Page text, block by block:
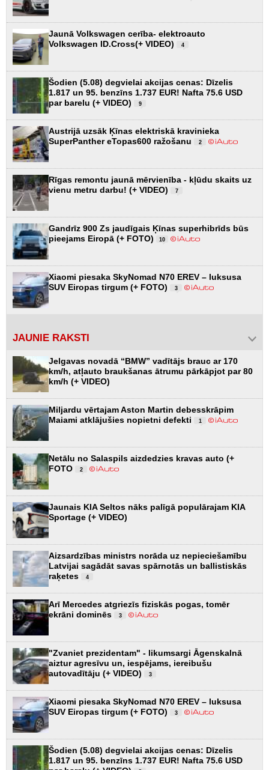
Jaunā Volkswagen cerība- elektroauto
Volkswagen ID.Cross(+ VIDEO)
4
Šodien (5.08) degvielai akcijas cenas: Dīzelis
1.817 un 95. benzīns 1.737 EUR! Nafta 75.6 USD
par barelu (+ VIDEO)
9
Austrijā uzsāk Ķīnas elektriskā kravinieka
SuperPanther eTopas600 ražošanu
2
Rīgas remontu jaunā mērvienība - kļūdu skaits uz
vienu metru darbu! (+ VIDEO)
7
Gandrīz 900 Zs jaudīgais Ķīnas superhibrīds būs
pieejams Eiropā (+ FOTO)
10
Xiaomi piesaka SkyNomad N70 EREV – luksusa
SUV Eiropas tirgum (+ FOTO)
3
JAUNIE RAKSTI
Jelgavas novadā “BMW” vadītājs brauc ar 170
km/h, atļauto braukšanas ātrumu pārkāpjot par 80
km/h (+ VIDEO)
Miljardu vērtajam Aston Martin debesskrāpim
Maiami atklājušies nopietni defekti
1
Netālu no Salaspils aizdedzies kravas auto (+
FOTO
2
Jaunais KIA Seltos nāks palīgā populārajam KIA
Sportage (+ VIDEO)
Aizsardzības ministrs norāda uz nepieciešamību
Latvijai sagādāt savas spārnotās un ballistiskās
raķetes
4
Arī Mercedes atgriezīs fiziskās pogas, tomēr
ekrāni dominēs
3
"Zvaniet prezidentam" - likumsargi Āgenskalnā
aiztur agresīvu un, iespējams, iereibušu
autovadītāju (+ VIDEO)
3
Xiaomi piesaka SkyNomad N70 EREV – luksusa
SUV Eiropas tirgum (+ FOTO)
3
Šodien (5.08) degvielai akcijas cenas: Dīzelis
1.817 un 95. benzīns 1.737 EUR! Nafta 75.6 USD